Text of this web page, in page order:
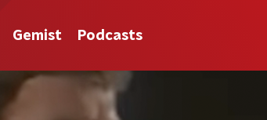
Gemist Podcasts